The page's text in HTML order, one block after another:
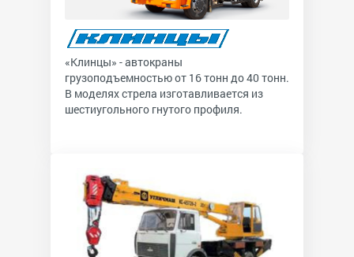
«Клинцы» - автокраны
грузоподъемностью от 16 тонн до 40 тонн.
В моделях стрела изготавливается из
шестиугольного гнутого профиля.